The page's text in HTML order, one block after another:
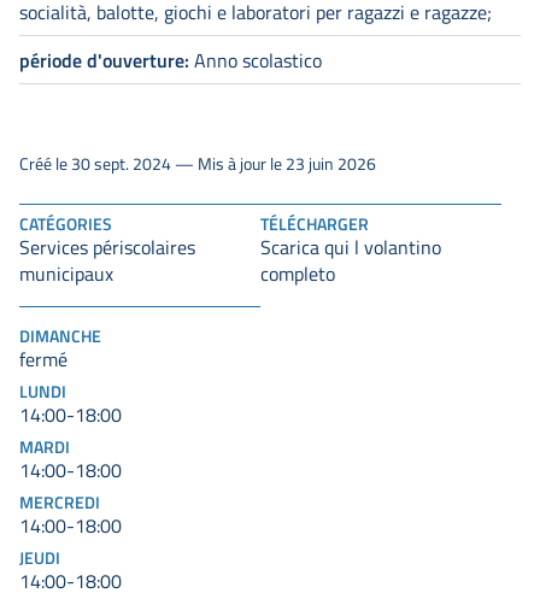
socialità, balotte, giochi e laboratori per ragazzi e ragazze;
période d'ouverture: Anno scolastico
CATÉGORIES
Services périscolaires
municipaux
TÉLÉCHARGER
Scarica qui l volantino
completo
DIMANCHE
fermé
LUNDI
14:00-18:00
MARDI
14:00-18:00
MERCREDI
14:00-18:00
JEUDI
14:00-18:00
Créé le 30 sept. 2024 — Mis à jour le 23 juin 2026